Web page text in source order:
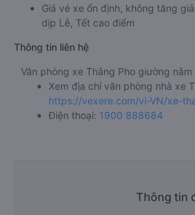
Giá vé xe ổn định, không tăng
dịp Lễ, Tết cao điểm
Thông tin liên hệ
Văn phòng xe Thắng Pho giường
Xem địa chỉ văn phòng nhà xe
https://vexere.com/vi-VN/xe-
Điện thoại: 1900 888684
Thông tin